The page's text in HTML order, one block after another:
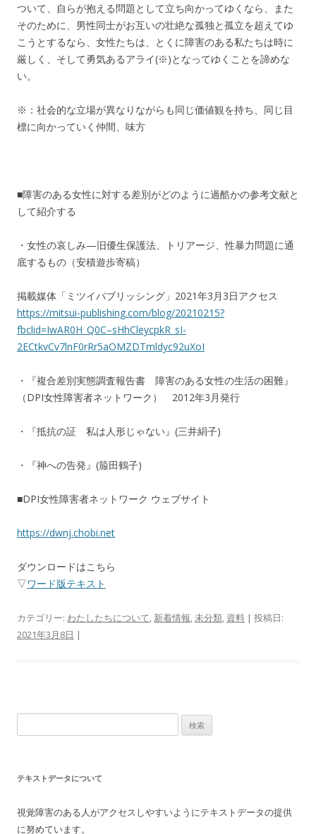
ついて、自らが抱える問題として立ち向かってゆくなら、また
そのために、男性同士がお互いの壮絶な孤独と孤立を超えてゆ
こうとするなら、女性たちは、とくに障害のある私たちは時に
厳しく、そして勇気あるアライ(※)となってゆくことを諦めな
い。
※：社会的な立場が異なりながらも同じ価値観を持ち、同じ目
標に向かっていく仲間、味方
■障害のある女性に対する差別がどのように過酷かの参考文献と
して紹介する
・女性の哀しみ—旧優生保護法、トリアージ、性暴力問題に通
底するもの（安積遊歩寄稿）
掲載媒体「ミツイパブリッシング」2021年3月3日アクセス
https://mitsui-publishing.com/blog/20210215?
fbclid=IwAR0H_Q0C–sHhCleycpkR_sI-
2ECtkvCv7lnF0rRr5aOMZDTmldyc92uXoI
・『複合差別実態調査報告書 障害のある女性の生活の困難』
（DPI女性障害者ネットワーク） 2012年3月発行
・『抵抗の証 私は人形じゃない』(三井絹子)
・『神への告発』(箙田鶴子)
■DPI女性障害者ネットワーク ウェブサイト
https://dwnj.chobi.net
ダウンロードはこちら
▽ワード版テキスト
カテゴリー: わたしたちについて, 新着情報,未分類, 資料 | 投稿日:
2021年3月8日 |
索:
テキストデータについて
視覚障害のある人がアクセスしやすいようにテキストデータの提供
に努めています。